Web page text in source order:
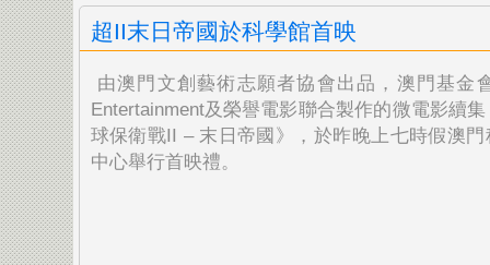
超II末日帝國於科學館首映
由澳門文創藝術志願者協會出品，澳門基金
Entertainment及榮譽電影聯合製作的微電影續
球保衛戰II – 末日帝國》，於昨晚上七時假澳
中心舉行首映禮。